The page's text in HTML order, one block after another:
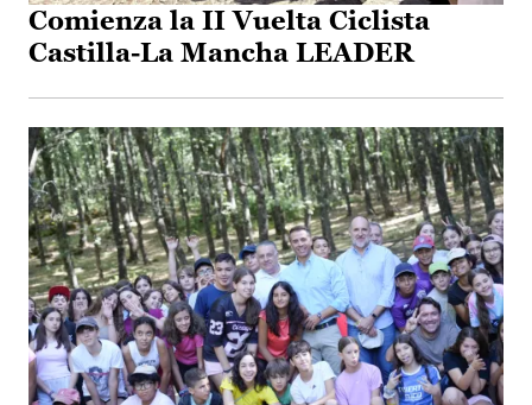
Comienza la II Vuelta Ciclista
Castilla-La Mancha LEADER